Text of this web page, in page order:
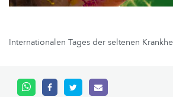
Internationalen Tages der seltenen